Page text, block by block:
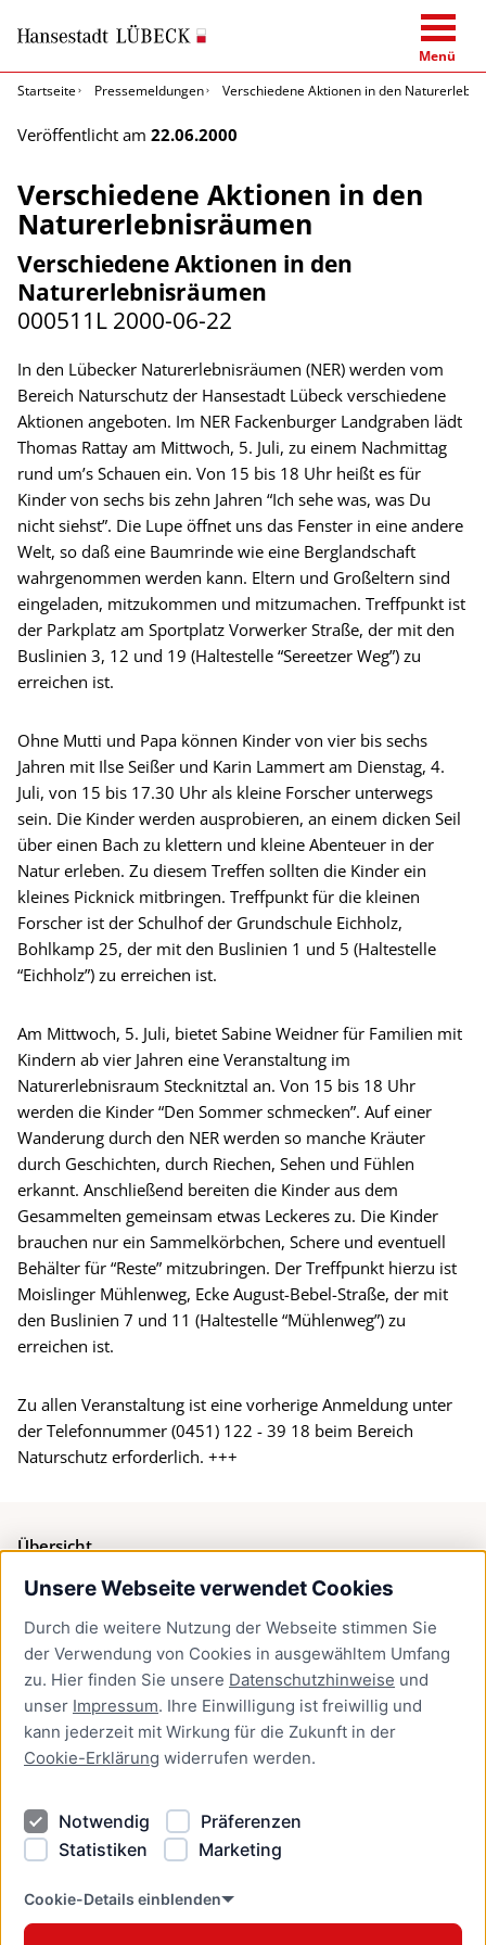
Unsere Webseite verwendet Cookies
Durch die weitere Nutzung der Webseite stimmen Sie
der Verwendung von Cookies in ausgewähltem Umfang
zu. Hier finden Sie unsere Datenschutzhinweise und
unser Impressum. Ihre Einwilligung ist freiwillig und
kann jederzeit mit Wirkung für die Zukunft in der
Cookie-Erklärung widerrufen werden.
Notwendig
Präferenzen
Statistiken
Marketing
Cookie-Details einblenden
Menü
Startseite
Pressemeldungen Verschiedene Aktionen in den
Veröffentlicht am 22.06.2000
Verschiedene Aktionen in den
Naturerlebnisräumen
Verschiedene Aktionen in den
Naturerlebnisräumen
000511L 2000-06-22
In den Lübecker Naturerlebnisräumen (NER) werden vom
Bereich Naturschutz der Hansestadt Lübeck verschiedene
Aktionen angeboten. Im NER Fackenburger Landgraben lädt
Thomas Rattay am Mittwoch, 5. Juli, zu einem Nachmittag
rund um’s Schauen ein. Von 15 bis 18 Uhr heißt es für
Kinder von sechs bis zehn Jahren “Ich sehe was, was Du
nicht siehst”. Die Lupe öffnet uns das Fenster in eine andere
Welt, so daß eine Baumrinde wie eine Berglandschaft
wahrgenommen werden kann. Eltern und Großeltern sind
eingeladen, mitzukommen und mitzumachen. Treffpunkt ist
der Parkplatz am Sportplatz Vorwerker Straße, der mit den
Buslinien 3, 12 und 19 (Haltestelle “Sereetzer Weg”) zu
erreichen ist.
Ohne Mutti und Papa können Kinder von vier bis sechs
Jahren mit Ilse Seißer und Karin Lammert am Dienstag, 4.
Juli, von 15 bis 17.30 Uhr als kleine Forscher unterwegs
sein. Die Kinder werden ausprobieren, an einem dicken Seil
über einen Bach zu klettern und kleine Abenteuer in der
Natur erleben. Zu diesem Treffen sollten die Kinder ein
kleines Picknick mitbringen. Treffpunkt für die kleinen
Forscher ist der Schulhof der Grundschule Eichholz,
Bohlkamp 25, der mit den Buslinien 1 und 5 (Haltestelle
“Eichholz”) zu erreichen ist.
Am Mittwoch, 5. Juli, bietet Sabine Weidner für Familien mit
Kindern ab vier Jahren eine Veranstaltung im
Naturerlebnisraum Stecknitztal an. Von 15 bis 18 Uhr
werden die Kinder “Den Sommer schmecken”. Auf einer
Wanderung durch den NER werden so manche Kräuter
durch Geschichten, durch Riechen, Sehen und Fühlen
erkannt. Anschließend bereiten die Kinder aus dem
Gesammelten gemeinsam etwas Leckeres zu. Die Kinder
brauchen nur ein Sammelkörbchen, Schere und eventuell
Behälter für “Reste” mitzubringen. Der Treffpunkt hierzu ist
Moislinger Mühlenweg, Ecke August-Bebel-Straße, der mit
den Buslinien 7 und 11 (Haltestelle “Mühlenweg”) zu
erreichen ist.
Zu allen Veranstaltung ist eine vorherige Anmeldung unter
der Telefonnummer (0451) 122 - 39 18 beim Bereich
Naturschutz erforderlich. +++
Übersicht
Bürgerservice
Presse
Newsletter Lübeck:kompakt
Kontakt
Kontakt
Datenschutzhinweise
Barrierefreiheit
Cookie Erklärung